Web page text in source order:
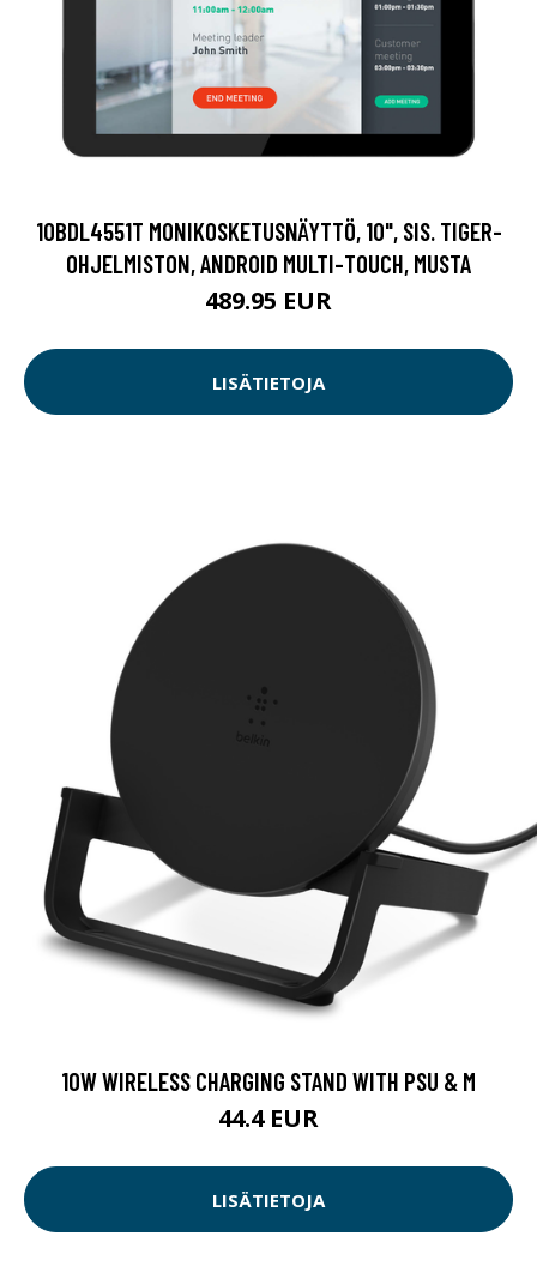
10BDL4551T MONIKOSKETUSNÄYTTÖ, 10", SIS. TIGER-
OHJELMISTON, ANDROID MULTI-TOUCH, MUSTA
489.95 EUR
LISÄTIETOJA
10W WIRELESS CHARGING STAND WITH PSU & M
44.4 EUR
LISÄTIETOJA